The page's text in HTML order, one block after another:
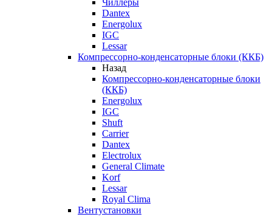
Чиллеры
Dantex
Energolux
IGC
Lessar
Компрессорно-конденсаторные блоки (ККБ)
Назад
Компрессорно-конденсаторные блоки
(ККБ)
Energolux
IGC
Shuft
Carrier
Dantex
Electrolux
General Climate
Korf
Lessar
Royal Clima
Вентустановки